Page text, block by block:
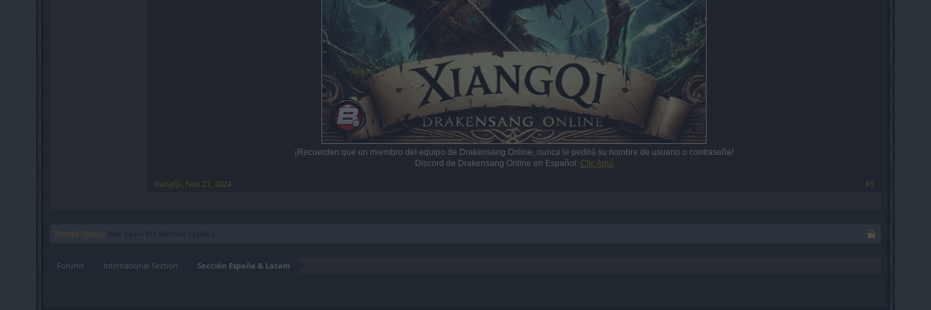
¡Recuerden que un miembro del equipo de Drakensang Online, nunca le pedirá su nombre de usuario o contraseña!
Discord de Drakensang Online en Español: Clic Aquí
XiangQi, Nov 21, 2024 #5
Thread Status:
Forums International Section Sección España & Latam